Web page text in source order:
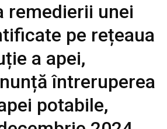
remedierii unei
pe rețeaua
a apei,
întreruperea
potabile,